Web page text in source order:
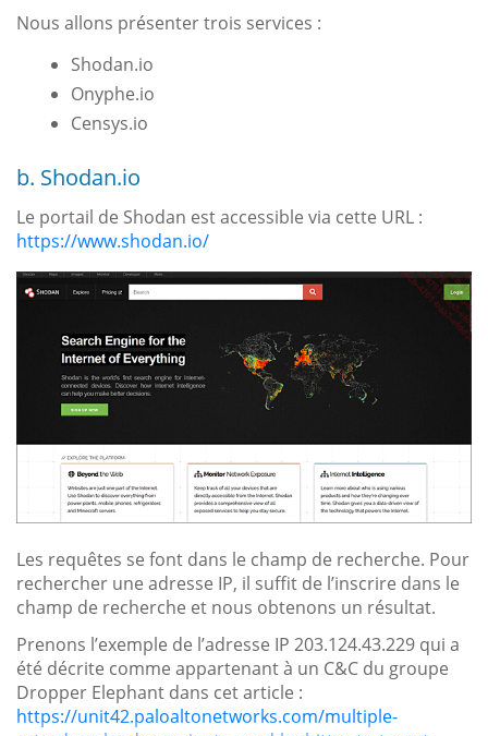
Nous allons présenter trois services :
Shodan.io
Onyphe.io
Censys.io
b. Shodan.io
Le portail de Shodan est accessible via cette URL :
https://www.shodan.io/
Les requêtes se font dans le champ de recherche. Pour
rechercher une adresse IP, il suffit de l’inscrire dans le
champ de recherche et nous obtenons un résultat.
Prenons l’exemple de l’adresse IP 203.124.43.229 qui a
été décrite comme appartenant à un C&C du groupe
Dropper Elephant dans cet article :
https://unit42.paloaltonetworks.com/multiple-